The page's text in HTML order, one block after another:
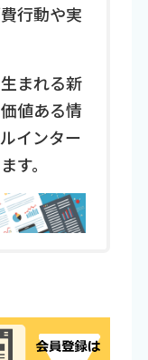
行動や実
まれる新
値ある情
インター
す。